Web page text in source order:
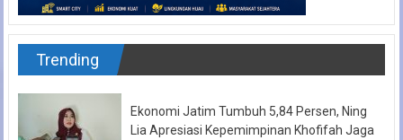
Trending
Ekonomi Jatim Tumbuh 5,84 Persen, Ning
Lia Apresiasi Kepemimpinan Khofifah Jaga